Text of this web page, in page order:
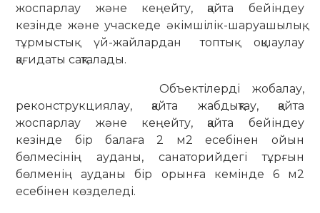
жоспарлау және кеңейту, қайта бейіндеу
кезінде және учаскеде әкімшілік-шаруашылық,
тұрмыстық үй-жайлардан топтық оқшаулау
қағидаты сақталады.
Объектілерді жобалау,
реконструкциялау, қайта жабдықтау, қайта
жоспарлау және кеңейту, қайта бейіндеу
кезінде бір балаға 2 м2 есебінен ойын
бөлмесінің ауданы, санаторийдегі тұрғын
бөлменің ауданы бір орынға кемінде 6 м2
есебінен көзделеді.